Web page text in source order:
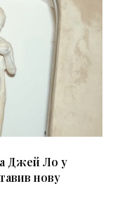
Джей Ло у
нову